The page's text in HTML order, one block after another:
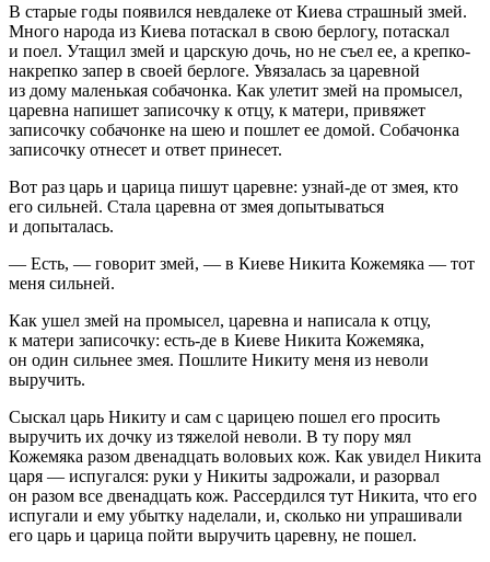
В старые годы появился невдалеке от Киева страшный змей.
Много народа из Киева потаскал в свою берлогу, потаскал
и поел. Утащил змей и царскую дочь, но не съел ее, а крепко-
накрепко запер в своей берлоге. Увязалась за царевной
из дому маленькая собачонка. Как улетит змей на промысел,
царевна напишет записочку к отцу, к матери, привяжет
записочку собачонке на шею и пошлет ее домой. Собачонка
записочку отнесет и ответ принесет.
Вот раз царь и царица пишут царевне: узнай-де от змея, кто
его сильней. Стала царевна от змея допытываться
и допыталась.
— Есть, — говорит змей, — в Киеве Никита Кожемяка — тот
меня сильней.
Как ушел змей на промысел, царевна и написала к отцу,
к матери записочку: есть-де в Киеве Никита Кожемяка,
он один сильнее змея. Пошлите Никиту меня из неволи
выручить.
Сыскал царь Никиту и сам с царицею пошел его просить
выручить их дочку из тяжелой неволи. В ту пору мял
Кожемяка разом двенадцать воловьих кож. Как увидел Никита
царя — испугался: руки у Никиты задрожали, и разорвал
он разом все двенадцать кож. Рассердился тут Никита, что его
испугали и ему убытку наделали, и, сколько ни упрашивали
его царь и царица пойти выручить царевну, не пошел.